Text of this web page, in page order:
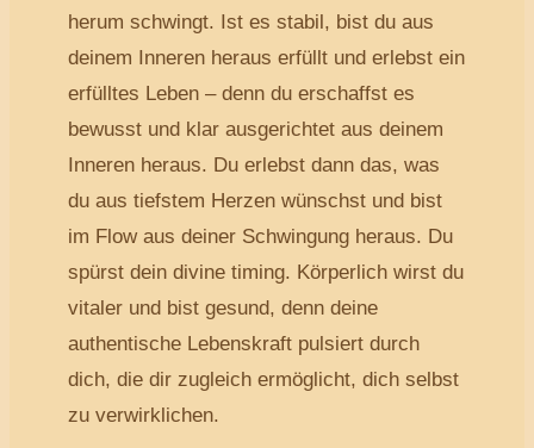
herum schwingt. Ist es stabil, bist du aus
deinem Inneren heraus erfüllt und erlebst ein
erfülltes Leben – denn du erschaffst es
bewusst und klar ausgerichtet aus deinem
Inneren heraus. Du erlebst dann das, was
du aus tiefstem Herzen wünschst und bist
im Flow aus deiner Schwingung heraus. Du
spürst dein divine timing. Körperlich wirst du
vitaler und bist gesund, denn deine
authentische Lebenskraft pulsiert durch
dich, die dir zugleich ermöglicht, dich selbst
zu verwirklichen.